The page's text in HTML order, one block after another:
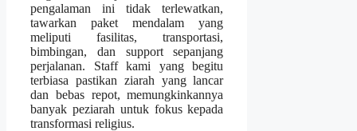
pengalaman ini tidak terlewatkan,
tawarkan paket mendalam yang
meliputi fasilitas, transportasi,
bimbingan, dan support sepanjang
perjalanan. Staff kami yang begitu
terbiasa pastikan ziarah yang lancar
dan bebas repot, memungkinkannya
banyak peziarah untuk fokus kepada
transformasi religius.